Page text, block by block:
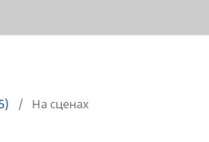
/ На сценах